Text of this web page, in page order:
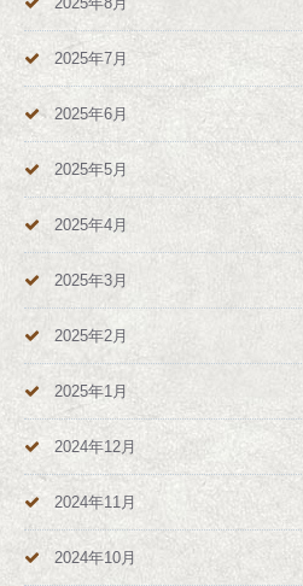
2025年7月
2025年6月
2025年5月
2025年4月
2025年3月
2025年2月
2025年1月
2024年12月
2024年11月
2024年10月